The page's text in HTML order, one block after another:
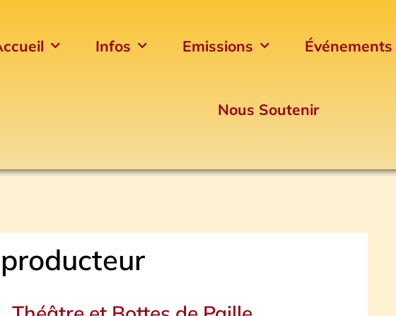
Infos Emissions Événements
Nous Soutenir
producteur